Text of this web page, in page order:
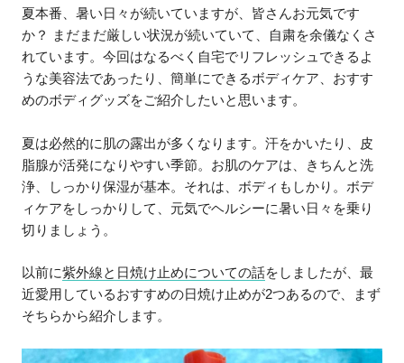
夏本番、暑い日々が続いていますが、皆さんお元気です
か？ まだまだ厳しい状況が続いていて、自粛を余儀なくさ
れています。今回はなるべく自宅でリフレッシュできるよ
うな美容法であったり、簡単にできるボディケア、おすす
めのボディグッズをご紹介したいと思います。
夏は必然的に肌の露出が多くなります。汗をかいたり、皮
脂腺が活発になりやすい季節。お肌のケアは、きちんと洗
浄、しっかり保湿が基本。それは、ボディもしかり。ボデ
ィケアをしっかりして、元気でヘルシーに暑い日々を乗り
切りましょう。
以前に紫外線と日焼け止めについての話をしましたが、最
近愛用しているおすすめの日焼け止めが2つあるので、まず
そちらから紹介します。